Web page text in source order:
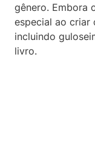
gênero. Embora
especial ao criar
incluindo
livro.